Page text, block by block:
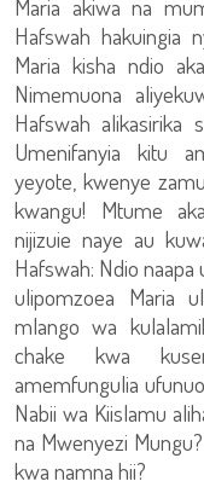
Maria akiwa na
Hafswah hakuingia
Maria kisha ndio
Nimemuona
Hafswah alikasirika
Umenifanyia kitu
yeyote, kwenye
kwangu! Mtume
nijizuie naye au
Hafswah: Ndio
ulipomzoea Maria
mlango wa
chake kwa
amemfungulia
Nabii wa Kiislamu
na Mwenyezi
kwa namna hii?